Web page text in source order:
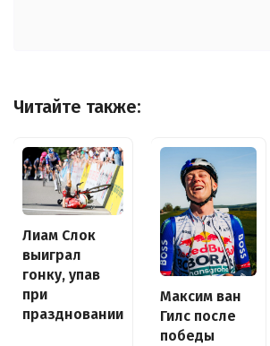
Читайте также:
Лиам Слок
выиграл
гонку, упав
при
праздновании
Максим ван
Гилс после
победы